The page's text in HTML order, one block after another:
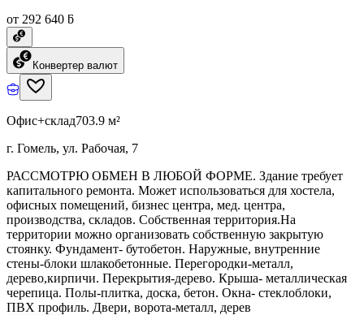
от 292 640 ƃ
Конвертер валют
Офис+склад703.9 м²
г. Гомель, ул. Рабочая, 7
РАССМОТРЮ ОБМЕН В ЛЮБОЙ ФОРМЕ. Здание требует
капитального ремонта. Может использоваться для хостела,
офисных помещений, бизнес центра, мед. центра,
производства, складов. Собственная территория.На
территории можно организовать собственную закрытую
стоянку. Фундамент- бутобетон. Наружные, внутренние
стены-блоки шлакобетонные. Перегородки-металл,
дерево,кирпичи. Перекрытия-дерево. Крыша- металлическая
черепица. Полы-плитка, доска, бетон. Окна- стеклоблоки,
ПВХ профиль. Двери, ворота-металл, дерев